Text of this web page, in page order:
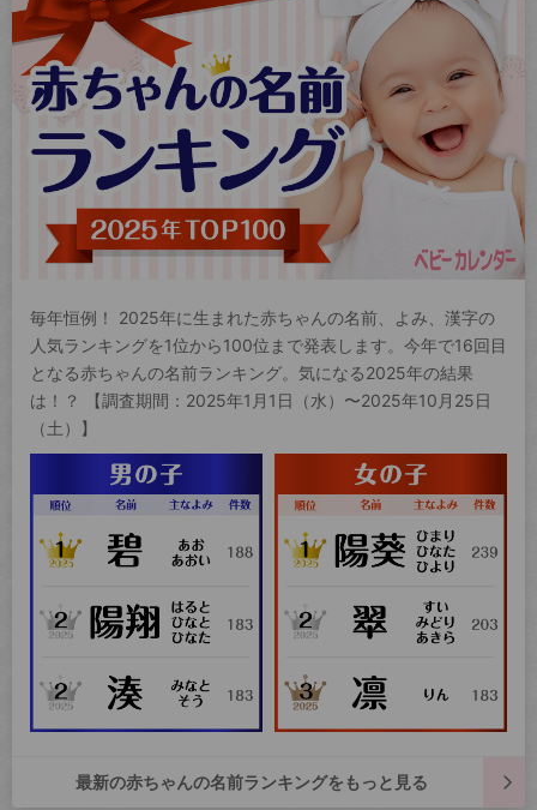
毎年恒例！ 2025年に生まれた赤ちゃんの名前、よみ、漢字の
人気ランキングを1位から100位まで発表します。今年で16回目
となる赤ちゃんの名前ランキング。気になる2025年の結果
は！？ 【調査期間：2025年1月1日（水）〜2025年10月25日
（土）】
最新の赤ちゃんの名前ランキングをもっと見る